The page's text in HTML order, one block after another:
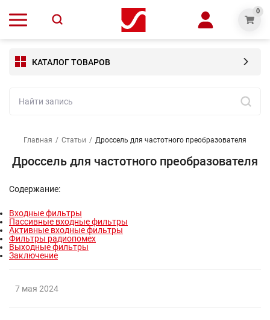
0
КАТАЛОГ ТОВАРОВ
Главная / Статьи / Дроссель для частотного преобразователя
Дроссель для частотного преобразователя
Содержание:
Входные фильтры
Пассивные входные фильтры
Активные входные фильтры
Фильтры радиопомех
Выходные фильтры
Заключение
7 мая 2024